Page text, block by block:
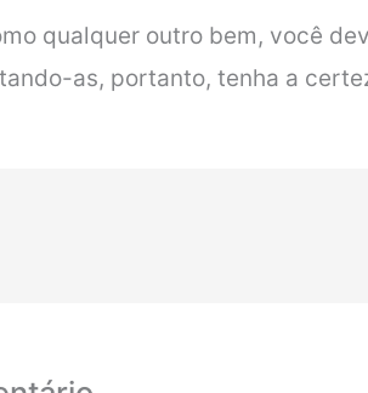
qualquer outro bem, você
as, portanto, tenha a